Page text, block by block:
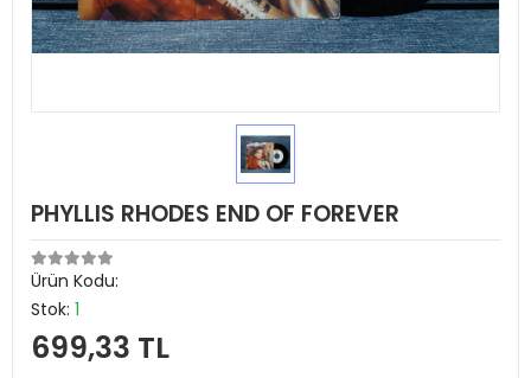
PHYLLIS RHODES END OF FOREVER
Ürün Kodu:
Stok: 1
699,33 TL